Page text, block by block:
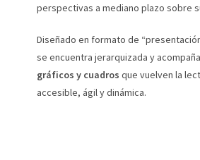
perspectivas a mediano plazo sobre
Diseñado en formato de
se encuentra jerarquizada y
gráficos y cuadros que vuelven la
accesible, ágil y dinámica.